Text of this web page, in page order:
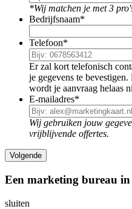
*Wij matchen je met 3
Bedrijfsnaam*
Telefoon*
Er zal kort telefonisch
je gegevens te
wordt je aanvraag helaas
E-mailadres*
Wij gebruiken jouw
vrijblijvende offertes.
Een marketing bureau
sluiten